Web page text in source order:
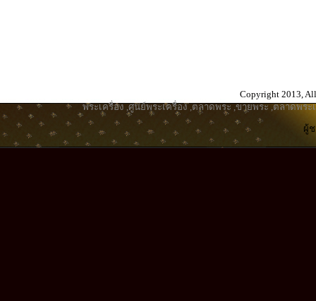
Copyright 2013,
พระเครื่อง ,ศูนย์พระเครื่อง,ตลาดพระ ,ขายพระ ,ตลาดพระ
ผู้